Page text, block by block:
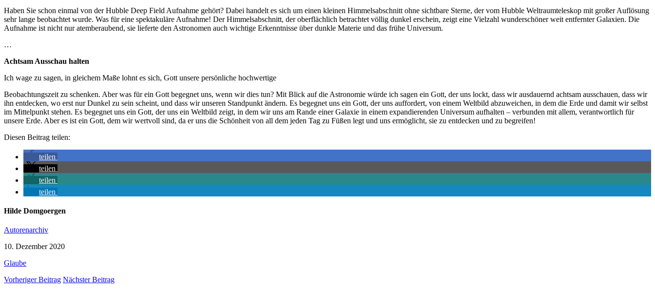
Haben Sie schon einmal von der Hubble Deep Field Aufnahme gehört? Dabei handelt es sich um einen kleinen Himmelsabschnitt ohne sichtbare Sterne, der vom Hubble Weltraumteleskop mit großer Auflösung
sehr lange beobachtet wurde. Was für eine spektakuläre Aufnahme! Der Himmelsabschnitt, der oberflächlich betrachtet völlig dunkel erschein, zeigt eine Vielzahl wunderschöner weit entfernter Galaxien. Die
Aufnahme ist nicht nur atemberaubend, sie lieferte den Astronomen auch wichtige Erkenntnisse über dunkle Materie und das frühe Universum.
…
Achtsam Ausschau halten
Ich wage zu sagen, in gleichem Maße lohnt es sich, Gott unsere persönliche hochwertige
Beobachtungszeit zu schenken. Aber was für ein Gott begegnet uns, wenn wir dies tun? Mit Blick auf die Astronomie würde ich sagen ein Gott, der uns lockt, dass wir ausdauernd achtsam ausschauen, dass wir
ihn entdecken, wo erst nur Dunkel zu sein scheint, und dass wir unseren Standpunkt ändern. Es begegnet uns ein Gott, der uns auffordert, von einem Weltbild abzuweichen, in dem die Erde und damit wir selbst
im Mittelpunkt stehen. Es begegnet uns ein Gott, der uns ein Weltbild zeigt, in dem wir uns am Rande einer Galaxie in einem expandierenden Universum aufhalten – verbunden mit allem, verantwortlich für
unsere Erde. Aber es ist ein Gott, dem wir wertvoll sind, da er uns die Schönheit von all dem jeden Tag zu Füßen legt und uns ermöglicht, sie zu entdecken und zu begreifen!
Diesen Beitrag teilen:
teilen
teilen
teilen
teilen
Hilde Domgoergen
Autorenarchiv
10. Dezember 2020
Glaube
Vorheriger Beitrag Nächster Beitrag